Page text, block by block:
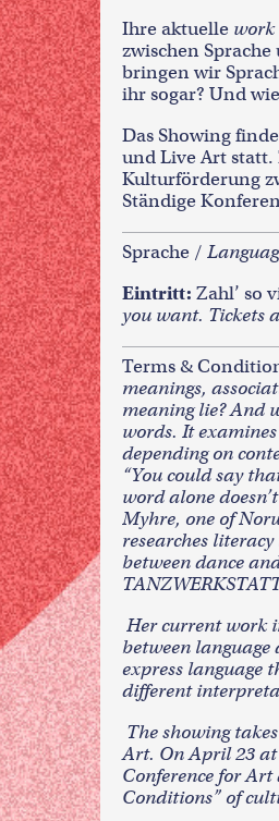
Ihre aktuelle work
zwischen
bringen wir
ihr sogar? Und
Das Showing
und Live Art
Kulturförderung
Ständige
Sprache /
Eintritt: Zahl’ so
you want. Tickets
Terms &
meanings,
meaning lie? And
words. It
depending on
“You could say
word alone
Myhre, one of
researches
between dance
Her current work
between language
express language
different
The showing
Art. On April 23 at
Conference for
Conditions” of